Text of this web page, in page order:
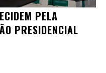
PELA
PRESIDENCIAL